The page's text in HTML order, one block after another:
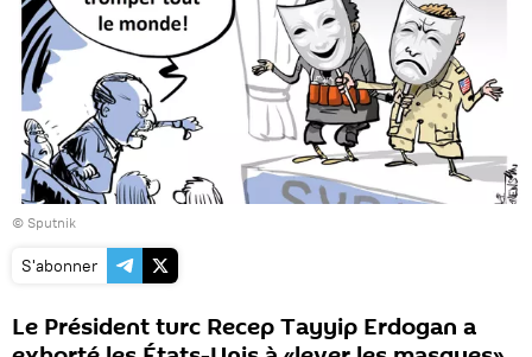
© Sputnik
S'abonner
Le Président turc Recep Tayyip Erdogan a